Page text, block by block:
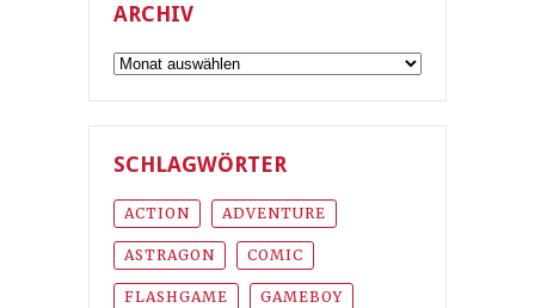
ARCHIV
Archiv
SCHLAGWÖRTER
ACTION ADVENTURE
ASTRAGON COMIC
FLASHGAME GAMEBOY